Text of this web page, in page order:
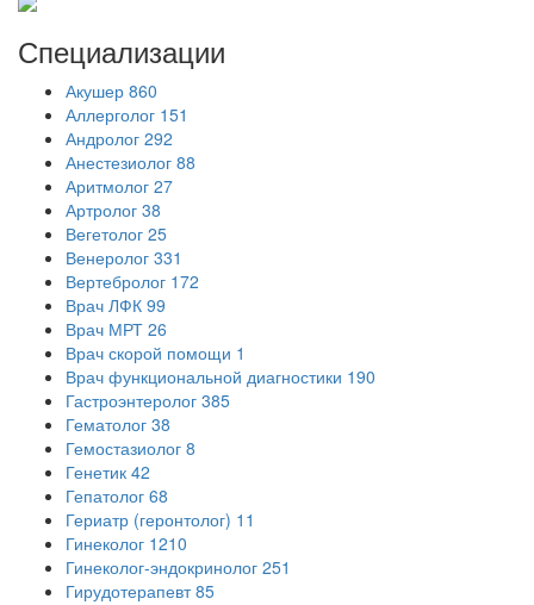
Специализации
Акушер 860
Аллерголог 151
Андролог 292
Анестезиолог 88
Аритмолог 27
Артролог 38
Вегетолог 25
Венеролог 331
Вертебролог 172
Врач ЛФК 99
Врач МРТ 26
Врач скорой помощи 1
Врач функциональной диагностики 190
Гастроэнтеролог 385
Гематолог 38
Гемостазиолог 8
Генетик 42
Гепатолог 68
Гериатр (геронтолог) 11
Гинеколог 1210
Гинеколог-эндокринолог 251
Гирудотерапевт 85